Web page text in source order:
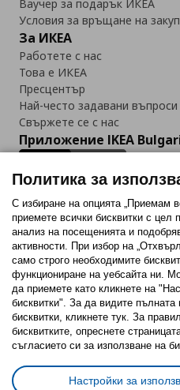
Ваучер за подарък ИКЕА
Условия за връщане на
За ИКЕА
Работете с нас
Това е ИКЕА
Пресцентър
Най-често задавани въпроси
Свържете се с нас
Приложение IKEA
Последвайте ни:
FacebookTwitterYoutubePinterest
Политика за
Избор на настройки за
Условия за ползване на ikea.bg
Политика за
С избиране на опцията „Приемам
приемете всички бисквитки с цел
анализ на посещенията и
активности. При избор на
само строго необходимитe
функциониране на уебсайта ни.
да приемете като кликнете на
бисквитки". За да видите
бисквитки, кликнете тук. За
бисквитките, опреснете
съгласието си за използване на
Настройки за